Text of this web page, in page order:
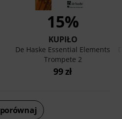
15%
KUPIŁO
De Haske Essential Elements
Trompete 2
99 zł
porównaj